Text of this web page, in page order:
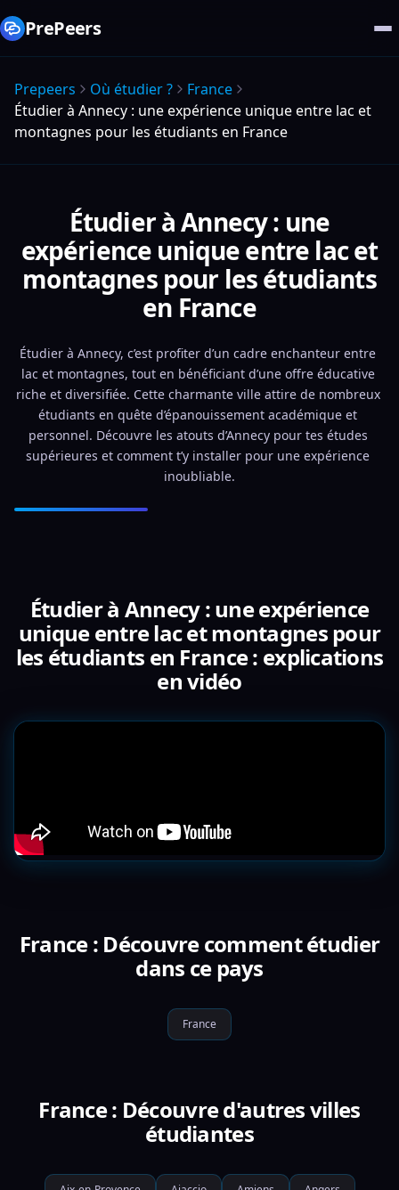
PrePeers
Prepeers Où étudier ?
France
Étudier à Annecy : une expérience unique entre lac et
montagnes pour les étudiants en France
Étudier à Annecy : une
expérience unique entre lac et
montagnes pour les étudiants
en France
Étudier à Annecy, c’est profiter d’un cadre enchanteur entre
lac et montagnes, tout en bénéficiant d’une offre éducative
riche et diversifiée. Cette charmante ville attire de nombreux
étudiants en quête d’épanouissement académique et
personnel. Découvre les atouts d’Annecy pour tes études
supérieures et comment t’y installer pour une expérience
inoubliable.
Étudier à Annecy : une expérience
unique entre lac et montagnes pour
les étudiants en France : explications
en vidéo
France : Découvre comment étudier
dans ce pays
France
France : Découvre d'autres villes
étudiantes